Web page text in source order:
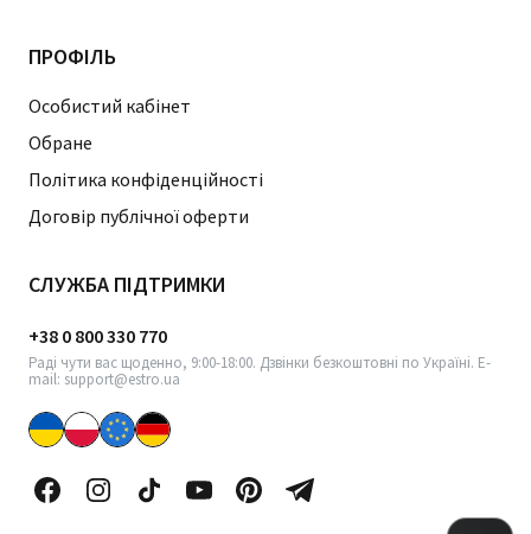
ПРОФІЛЬ
Особистий кабінет
Обране
Політика конфіденційності
Договір публічної оферти
СЛУЖБА ПІДТРИМКИ
+38 0 800 330 770
Раді чути вас щоденно, 9:00-18:00. Дзвінки безкоштовні по Україні. E-
mail: support@estro.ua